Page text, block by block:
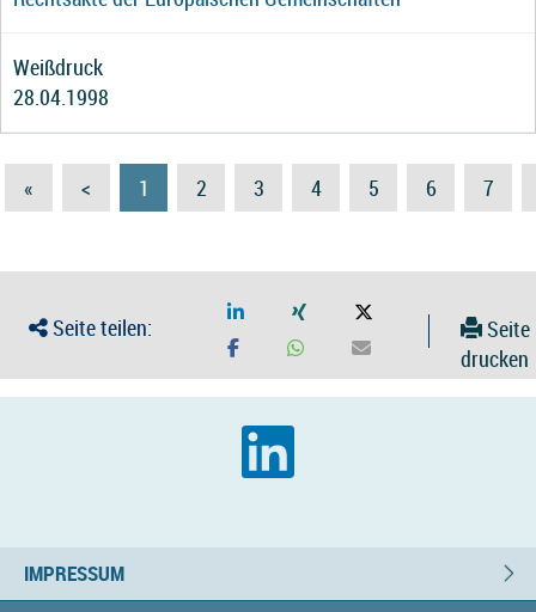
Weißdruck
28.04.1998
« < 1 2 3 4 5 6 7
Seite teilen:
Seite
drucken
IMPRESSUM